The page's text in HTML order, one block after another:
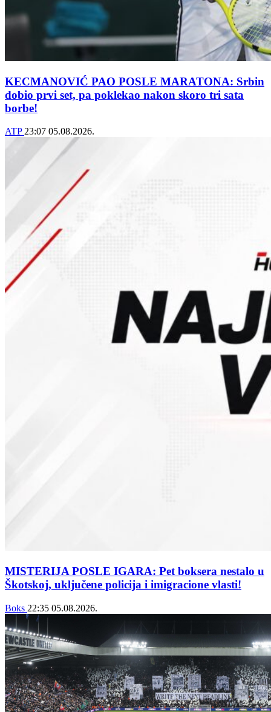
KECMANOVIĆ PAO POSLE MARATONA: Srbin
dobio prvi set, pa poklekao nakon skoro tri sata
borbe!
ATP 23:07 05.08.2026.
MISTERIJA POSLE IGARA: Pet boksera nestalo u
Škotskoj, uključene policija i imigracione vlasti!
Boks 22:35 05.08.2026.